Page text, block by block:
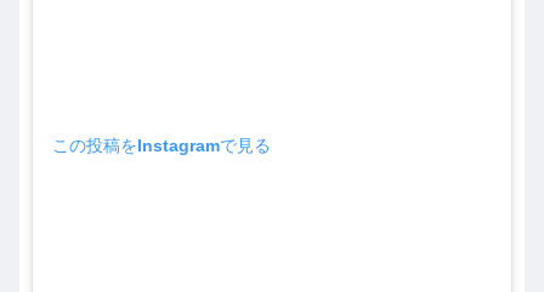
この投稿をInstagramで見る